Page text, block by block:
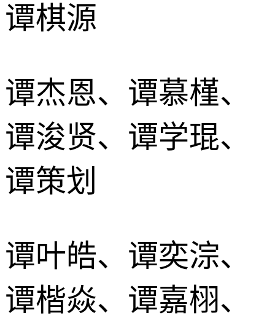
谭棋源
谭杰恩、谭慕槿、
谭浚贤、谭学琨、
谭策划
谭叶皓、谭奕淙、
谭楷焱、谭嘉栩、